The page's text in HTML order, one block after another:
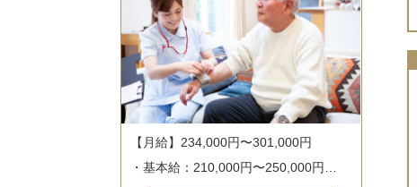
【月給】234,000円〜301,000円
・基本給：210,000円〜250,000円…